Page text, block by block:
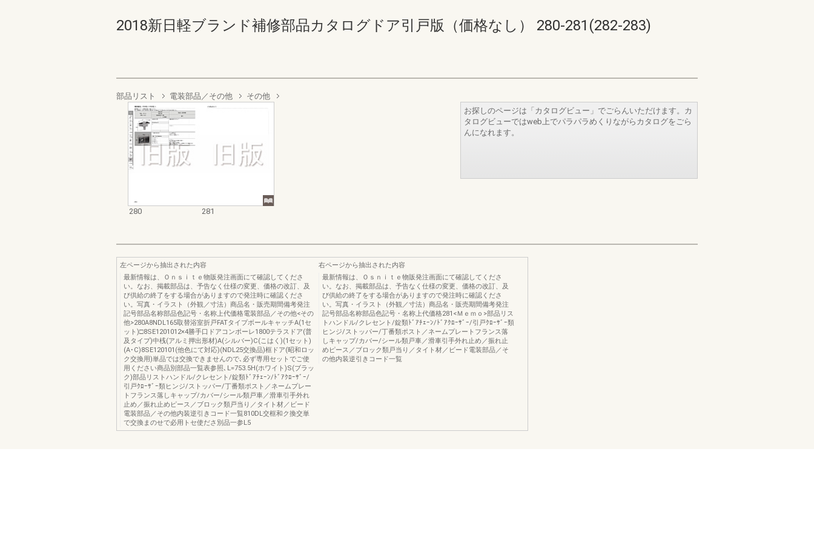
2018新日軽ブランド補修部品カタログドア引戸版（価格なし） 280-281(282-283)
部品リスト 電装部品／その他 その他
280 281
お探しのページは「カタログビュー」でごらんいただけます。カ
タログビューではweb上でパラパラめくりながらカタログをごら
んになれます。
左ページから抽出された内容
最新情報は、Ｏｎｓｉｔｅ物販発注画面にて確認してくださ
い。なお、掲載部品は、予告なく仕様の変更、価格の改訂、及
び供給の終了をする場合がありますので発注時に確認くださ
い。写真・イラスト（外観／寸法）商品名・販売期間備考発注
記号部品名称部品色記号・名称上代価格電装部品／その他<その
他>280A8NDL165取替浴室折戸FATタイプボールキャッチA(1セ
ット)□8SE1201012×4勝手口ドアコンポーレ1800テラスドア(普
及タイプ)中桟(アルミ押出形材)A(シルバー)C(こはく)(1セット)
(A･C)8SE120101(他色にて対応)(NDL25交換品)框ドア(昭和ロッ
ク交換用)単品では交換できませんので､必ず専用セットでご使
用ください商品別部品一覧表参照､L=753.5H(ホワイト)S(ブラッ
ク)部品リストハンドル/クレセント/錠類ﾄﾞｱﾁｪｰﾝ/ﾄﾞｱｸﾛｰｻﾞｰ/
引戸ｸﾛｰｻﾞｰ類ヒンジ/ストッパー/丁番類ポスト／ネームプレー
トフランス落しキャップ/カバー/シール類戸車／滑車引手外れ
止め／振れ止めピース／ブロック類戸当り／タイト材／ビード
電装部品／その他内装逆引きコード一覧810DL交框和ク換交単
で交換まのせで必用トセ使ださ別品一参L5
右ページから抽出された内容
最新情報は、Ｏｓｎｉｔｅ物販発注画面にて確認してくださ
い。なお、掲載部品は、予告なく仕様の変更、価格の改訂、及
び供給の終了をする場合がありますので発注時に確認くださ
い。写真・イラスト（外観／寸法）商品名・販売期間備考発注
記号部品名称部品色記号・名称上代価格281<Ｍｅｍｏ>部品リス
トハンドル/クレセント/錠類ﾄﾞｱﾁｪｰﾝ/ﾄﾞｱｸﾛｰｻﾞｰ/引戸ｸﾛｰｻﾞｰ類
ヒンジ/ストッパー/丁番類ポスト／ネームプレートフランス落
しキャップ/カバー/シール類戸車／滑車引手外れ止め／振れ止
めピース／ブロック類戸当り／タイト材／ビード電装部品／そ
の他内装逆引きコード一覧